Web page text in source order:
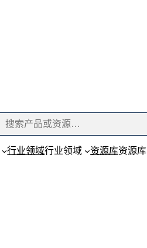
行业领域行业领域 资源库资源库